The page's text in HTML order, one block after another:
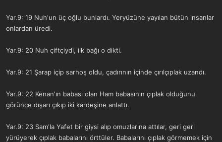
Yar.9: 19 Nuh'un üç oğlu bunlardı. Yeryüzüne yayılan bütün insanlar
onlardan üredi.
Yar.9: 20 Nuh çiftçiydi, ilk bağı o dikti.
Yar.9: 21 Şarap içip sarhoş oldu, çadırının içinde çırılçıplak uzandı.
Yar.9: 22 Kenan'ın babası olan Ham babasının çıplak olduğunu
görünce dışarı çıkıp iki kardeşine anlattı.
Yar.9: 23 Sam'la Yafet bir giysi alıp omuzlarına attılar, geri geri
yürüyerek çıplak babalarını örttüler. Babalarını çıplak görmemek için